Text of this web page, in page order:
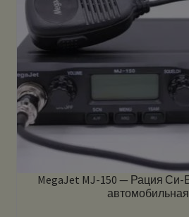
MegaJet MJ-150 — Рация Си-
автомобильная